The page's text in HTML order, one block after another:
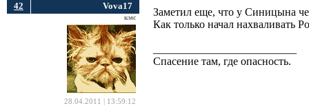
42 Vova17
кмс
28.04.2011 | 13:59:12
Заметил еще, что у Синицына
Как только начал нахваливать
Спасение там, где опасность.